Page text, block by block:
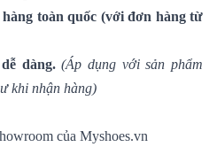
toàn quốc (với đơn hàng từ
dàng.(Áp dụng với sản phẩm
khi nhận hàng)
của Myshoes.vn